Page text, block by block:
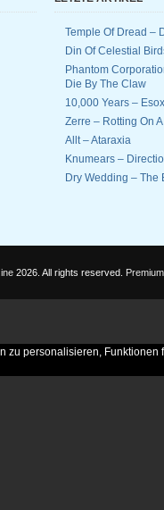
Temple Of Dread –
Din Of Celestial
Phantom
Die By The Claw
10,000 Years –
Zerre – Rotting On
Allt – Ataraxia
Knumears –
Dry Wedding – The
2026. All rights reserved.
zu personalisieren,